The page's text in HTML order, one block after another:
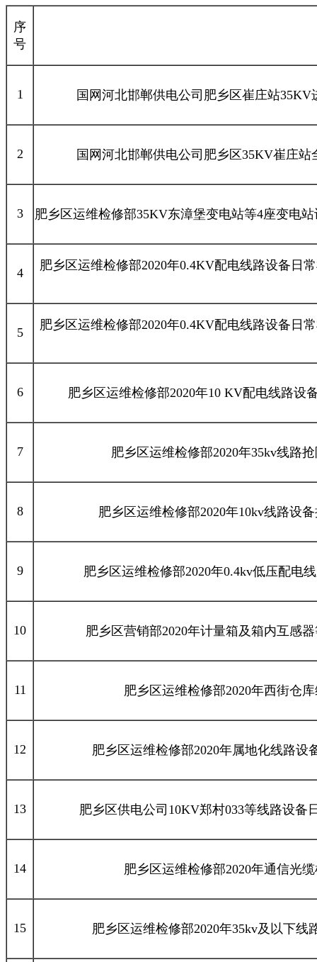
序
号
1 国网河北邯郸供电公司肥乡区崔庄站
2 国网河北邯郸供电公司肥乡区35KV崔庄
3 肥乡区运维检修部35KV东漳堡变电站等4座变电
4
肥乡区运维检修部2020年0.4KV配电线路设备日
5
肥乡区运维检修部2020年0.4KV配电线路设备日
6 肥乡区运维检修部2020年10 KV配电线路设
7 肥乡区运维检修部2020年35kv线路
8 肥乡区运维检修部2020年10kv线路设
9 肥乡区运维检修部2020年0.4kv低压配电
10 肥乡区营销部2020年计量箱及箱内互感
11 肥乡区运维检修部2020年西街仓
12 肥乡区运维检修部2020年属地化线路
13 肥乡区供电公司10KV郑村033等线路设
14 肥乡区运维检修部2020年通信光
15 肥乡区运维检修部2020年35kv及以下